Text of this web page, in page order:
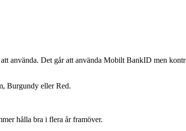
använda. Det går att använda Mobilt BankID men
Burgundy eller Red.
hålla bra i flera år framöver.